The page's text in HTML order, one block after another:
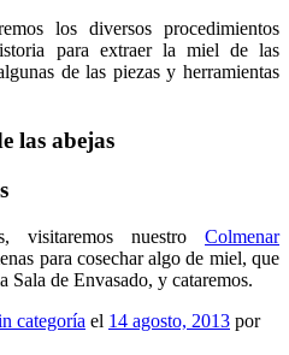
los diversos procedimientos
para extraer la miel de las
de las piezas y herramientas
las abejas
visitaremos nuestro Colmenar
para cosechar algo de miel, que
Sala de Envasado, y cataremos.
categoría el 14 agosto, 2013 por